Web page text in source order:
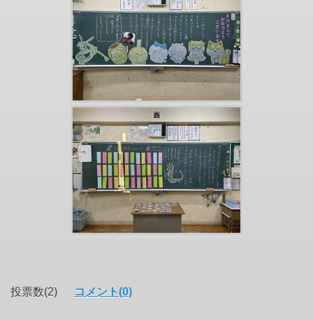
投票数(2) コメント(0)